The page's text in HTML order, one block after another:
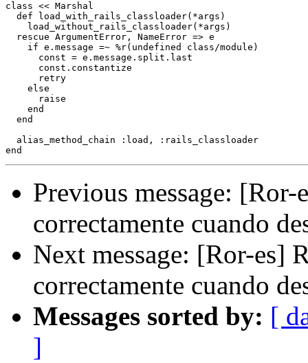
class << Marshal
  def load_with_rails_classloader(*args)
    load_without_rails_classloader(*args)
  rescue ArgumentError, NameError => e
    if e.message =~ %r(undefined class/module)
      const = e.message.split.last
      const.constantize
      retry
    else
      raise
    end
  end
  alias_method_chain :load, :rails_classloader
Previous message: [Ror-
correctamente cuando
Next message: [Ror-es]
correctamente cuando
Messages sorted by: [
]